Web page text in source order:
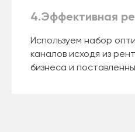
4.Эффективная
Используем набор
каналов исходя из
бизнеса и